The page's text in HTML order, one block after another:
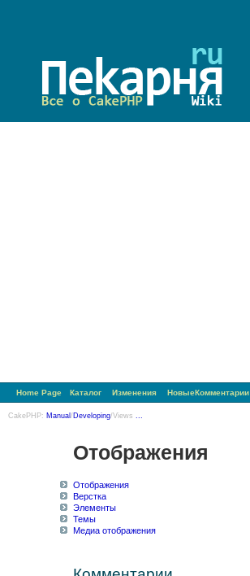
Home Page Каталог Изменения НовыеКомментарии
CakePHP: Manual /Developing/Views
Отображения
Отображения
Верстка
Элементы
Темы
Медиа отображения